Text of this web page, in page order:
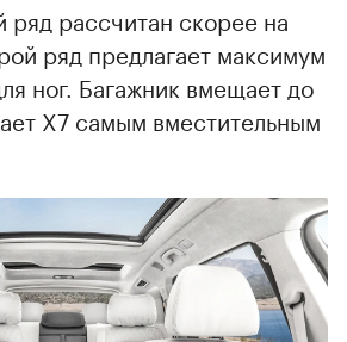
ряд рассчитан скорее на
ряд предлагает максимум
ног. Багажник вмещает до
X7 самым вместительным